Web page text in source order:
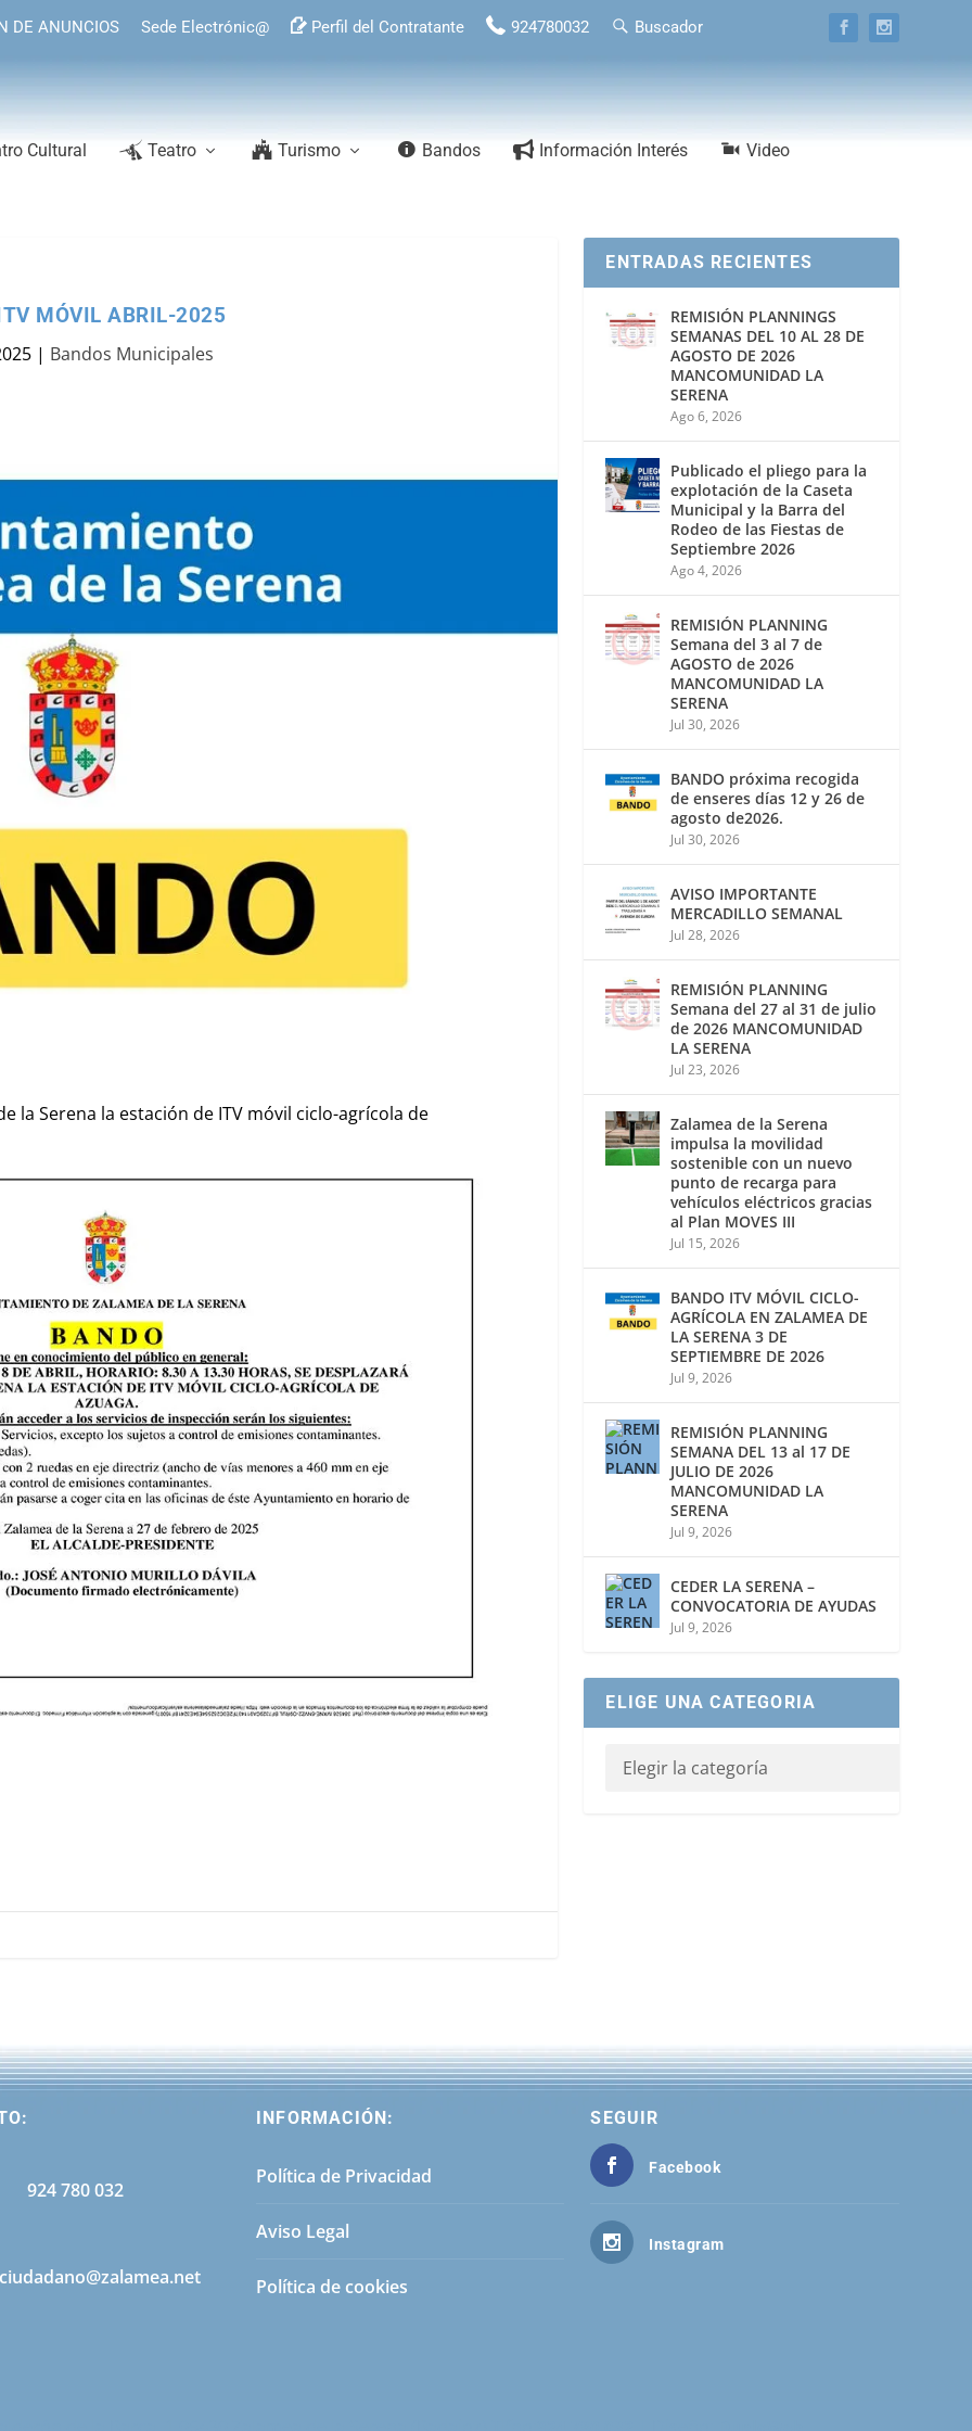
DE ANUNCIOS Sede Electrónic@ Perfil del Contratante 924780032 Buscador
Cultural Teatro Turismo Bandos Información Interés Video
MÓVIL ABRIL-2025
| Bandos Municipales
la Serena la estación de ITV móvil ciclo-agrícola de
ENTRADAS RECIENTES
REMISIÓN PLANNINGS
SEMANAS DEL 10 AL 28 DE
AGOSTO DE 2026
MANCOMUNIDAD LA
SERENA
Ago 6, 2026
Publicado el pliego para la
explotación de la Caseta
Municipal y la Barra del
Rodeo de las Fiestas de
Septiembre 2026
Ago 4, 2026
REMISIÓN PLANNING
Semana del 3 al 7 de
AGOSTO de 2026
MANCOMUNIDAD LA
SERENA
Jul 30, 2026
BANDO próxima recogida
de enseres días 12 y 26 de
agosto de2026.
Jul 30, 2026
AVISO IMPORTANTE
MERCADILLO SEMANAL
Jul 28, 2026
REMISIÓN PLANNING
Semana del 27 al 31 de julio
de 2026 MANCOMUNIDAD
LA SERENA
Jul 23, 2026
Zalamea de la Serena
impulsa la movilidad
sostenible con un nuevo
punto de recarga para
vehículos eléctricos gracias
al Plan MOVES III
Jul 15, 2026
BANDO ITV MÓVIL CICLO-
AGRÍCOLA EN ZALAMEA DE
LA SERENA 3 DE
SEPTIEMBRE DE 2026
Jul 9, 2026
REMISIÓN PLANNING
SEMANA DEL 13 al 17 DE
JULIO DE 2026
MANCOMUNIDAD LA
SERENA
Jul 9, 2026
CEDER LA SERENA –
CONVOCATORIA DE AYUDAS
Jul 9, 2026
ELIGE UNA CATEGORIA
924 780 032
INFORMACIÓN:
Política de Privacidad
Aviso Legal
Política de cookies
SEGUIR
Facebook
Instagram